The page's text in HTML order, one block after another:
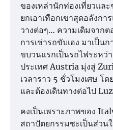
ของเหล่านักท่องเที่ยวแล
ยกเอาเทือกเขาสุดอลังก
วางต่อๆ… ความเดิมจากต
การเช่ารถขับเอง มาเป็น
ขบวนแรกเป็นรถไฟระหว่
ประเทศ Austria มุ่งสู่
เวลาราว 5 ชั่วโมงเศษ โ
และต้องเดินทางต่อไป
คงเป็นเพราะภาพของ
สถาปัตยกรรมซะเป็นส่วน